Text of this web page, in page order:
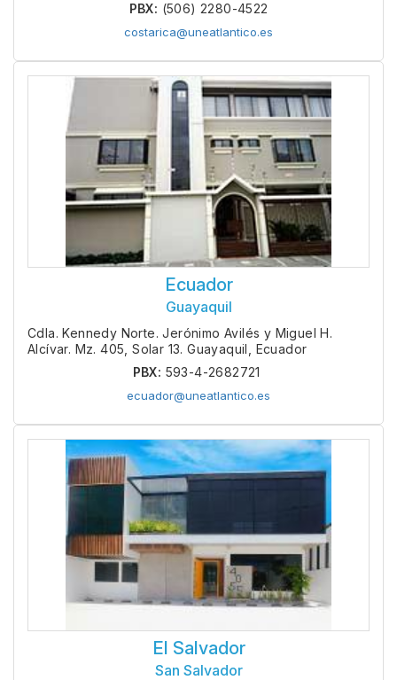
PBX: (506) 2280-4522
costarica@uneatlantico.es
Ecuador
Guayaquil
Cdla. Kennedy Norte. Jerónimo Avilés y Miguel H.
Alcívar. Mz. 405, Solar 13. Guayaquil, Ecuador
PBX: 593-4-2682721
ecuador@uneatlantico.es
El Salvador
San Salvador